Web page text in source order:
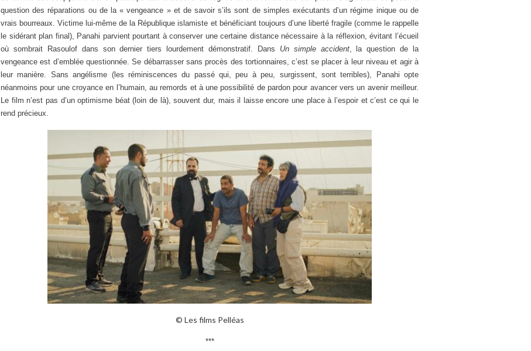
question des réparations ou de la « vengeance » et de savoir s’ils sont de simples exécutants d’un régime inique ou de
vrais bourreaux. Victime lui-même de la République islamiste et bénéficiant toujours d’une liberté fragile (comme le rappelle
le sidérant plan final), Panahi parvient pourtant à conserver une certaine distance nécessaire à la réflexion, évitant l’écueil
où sombrait Rasoulof dans son dernier tiers lourdement démonstratif. Dans Un simple accident, la question de la
vengeance est d’emblée questionnée. Se débarrasser sans procès des tortionnaires, c’est se placer à leur niveau et agir à
leur manière. Sans angélisme (les réminiscences du passé qui, peu à peu, surgissent, sont terribles), Panahi opte
néanmoins pour une croyance en l’humain, au remords et à une possibilité de pardon pour avancer vers un avenir meilleur.
Le film n’est pas d’un optimisme béat (loin de là), souvent dur, mais il laisse encore une place à l’espoir et c’est ce qui le
rend précieux.
© Les films Pelléas
***